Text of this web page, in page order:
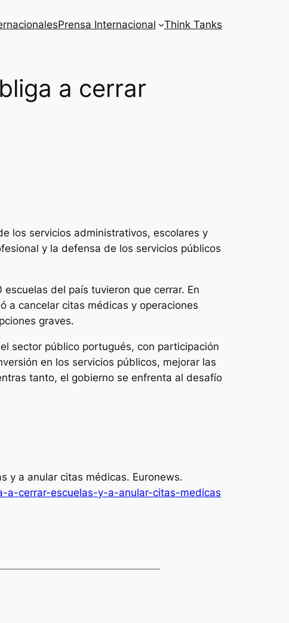
Prensa Internacional Think Tanks
a cerrar
los servicios administrativos, escolares y
y la defensa de los servicios públicos
del país tuvieron que cerrar. En
a cancelar citas médicas y operaciones
graves.
sector público portugués, con participación
en los servicios públicos, mejorar las
tanto, el gobierno se enfrenta al desafío
y a anular citas médicas. Euronews.
a-cerrar-escuelas-y-a-anular-citas-medicas